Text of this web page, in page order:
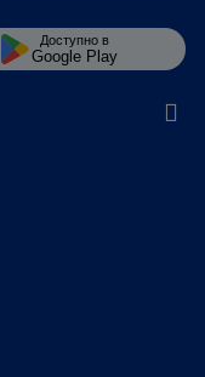
Доступно в
Google Play